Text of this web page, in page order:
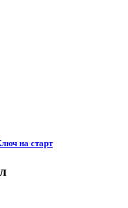
на старт